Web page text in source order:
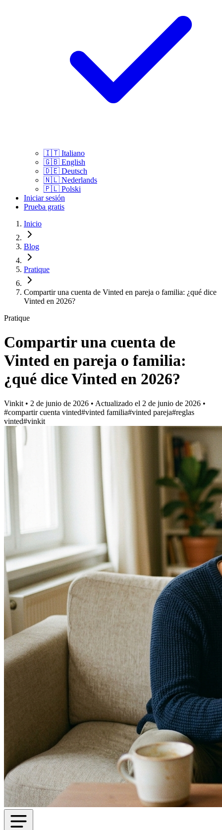
🇮🇹 Italiano
🇬🇧 English
🇩🇪 Deutsch
🇳🇱 Nederlands
🇵🇱 Polski
Iniciar sesión
Prueba gratis
Inicio
Blog
Pratique
Compartir una cuenta de Vinted en pareja o familia: ¿qué dice
Vinted en 2026?
Pratique
Compartir una cuenta de
Vinted en pareja o familia:
¿qué dice Vinted en 2026?
Vinkit • 2 de junio de 2026 • Actualizado el 2 de junio de 2026 •
#compartir cuenta vinted#vinted familia#vinted pareja#reglas
vinted#vinkit